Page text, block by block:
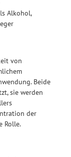
Alkohol,
von
Beide
sie werden
der
Rolle.